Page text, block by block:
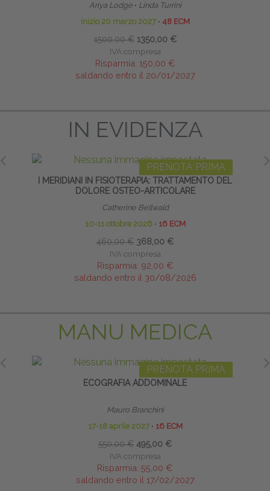
Ariya Lodge ∙ Linda Turrini
inizio 20 marzo 2027 ∙ 48 ECM
1500,00 € 1350,00 €
IVA compresa
Risparmia: 150,00 €
saldando entro il 20/01/2027
IN EVIDENZA
PRENOTA PRIMA
I MERIDIANI IN FISIOTERAPIA: TRATTAMENTO DEL
DOLORE OSTEO-ARTICOLARE
Catherine Bellwald
10-11 ottobre 2026 ∙ 16 ECM
460,00 € 368,00 €
IVA compresa
Risparmia: 92,00 €
saldando entro il 30/08/2026
MANU MEDICA
PRENOTA PRIMA
ECOGRAFIA ADDOMINALE
Mauro Branchini
17-18 aprile 2027 ∙ 16 ECM
550,00 € 495,00 €
IVA compresa
Risparmia: 55,00 €
saldando entro il 17/02/2027